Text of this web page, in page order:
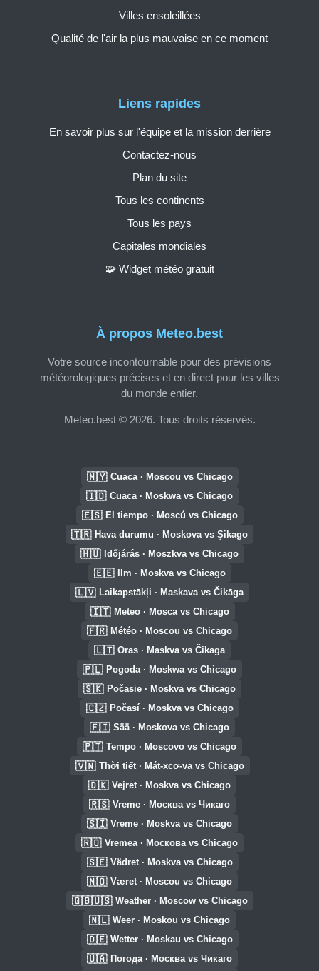
À propos Meteo.best
Votre source incontournable pour des prévisions
météorologiques précises et en direct pour les villes
du monde entier.
Meteo.best © 2026. Tous droits réservés.
Liens rapides
En savoir plus sur l'équipe et la mission derrière
Contactez-nous
Plan du site
Tous les continents
Tous les pays
Capitales mondiales
🧩 Widget météo gratuit
Villes ensoleillées
Qualité de l'air la plus mauvaise en ce moment
🇲🇾 Cuaca · Moscou vs Chicago
🇮🇩 Cuaca · Moskwa vs Chicago
🇪🇸 El tiempo · Moscú vs Chicago
🇹🇷 Hava durumu · Moskova vs Şikago
🇭🇺 Időjárás · Moszkva vs Chicago
🇪🇪 Ilm · Moskva vs Chicago
🇱🇻 Laikapstākļi · Maskava vs Čikāga
🇮🇹 Meteo · Mosca vs Chicago
🇫🇷 Météo · Moscou vs Chicago
🇱🇹 Oras · Maskva vs Čikaga
🇵🇱 Pogoda · Moskwa vs Chicago
🇸🇰 Počasie · Moskva vs Chicago
🇨🇿 Počasí · Moskva vs Chicago
🇫🇮 Sää · Moskova vs Chicago
🇵🇹 Tempo · Moscovo vs Chicago
🇻🇳 Thời tiết · Mát-xcơ-va vs Chicago
🇩🇰 Vejret · Moskva vs Chicago
🇷🇸 Vreme · Москва vs Чикаго
🇸🇮 Vreme · Moskva vs Chicago
🇷🇴 Vremea · Москова vs Chicago
🇸🇪 Vädret · Moskva vs Chicago
🇳🇴 Været · Moscou vs Chicago
🇬🇧🇺🇸 Weather · Moscow vs Chicago
🇳🇱 Weer · Moskou vs Chicago
🇩🇪 Wetter · Moskau vs Chicago
🇺🇦 Погода · Москва vs Чикаго